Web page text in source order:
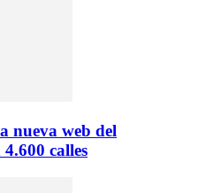
nueva web del
calles